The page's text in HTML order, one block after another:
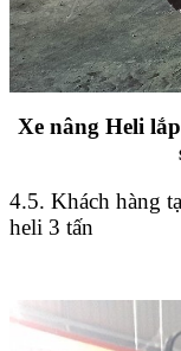
Xe nâng Heli
4.5. Khách hàng
heli 3 tấn